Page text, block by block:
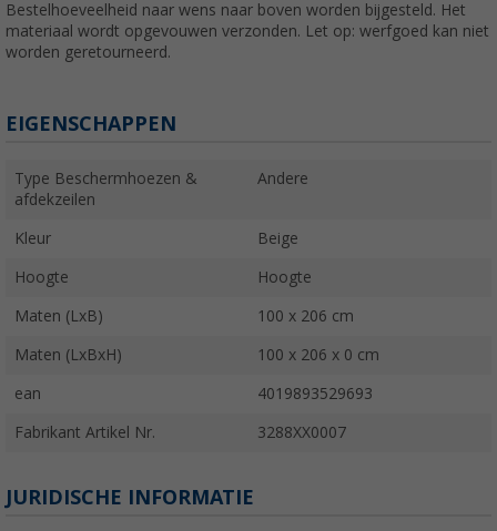
Bestelhoeveelheid naar wens naar boven worden bijgesteld. Het
materiaal wordt opgevouwen verzonden. Let op: werfgoed kan niet
worden geretourneerd.
EIGENSCHAPPEN
Type Beschermhoezen &
afdekzeilen
Andere
Kleur Beige
Hoogte Hoogte
Maten (LxB) 100 x 206 cm
Maten (LxBxH) 100 x 206 x 0 cm
ean 4019893529693
Fabrikant Artikel Nr. 3288XX0007
JURIDISCHE INFORMATIE